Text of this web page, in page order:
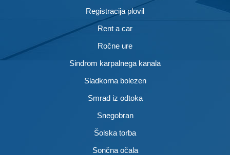
Registracija plovil
Rent a car
Ročne ure
Sindrom karpalnega kanala
Sladkorna bolezen
Smrad iz odtoka
Snegobran
Šolska torba
Sončna očala